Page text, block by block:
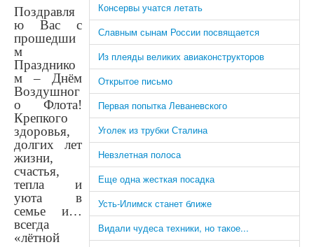
Консервы учатся летать
Славным сынам России посвящается
Из плеяды великих авиаконструкторов
Открытое письмо
Первая попытка Леваневского
Уголек из трубки Сталина
Невзлетная полоса
Еще одна жесткая посадка
Усть-Илимск станет ближе
Видали чудеса техники, но такое...
Поздравля
ю Вас с
прошедши
м
Празднико
м – Днём
Воздушног
о Флота!
Крепкого
здоровья,
долгих лет
жизни,
счастья,
тепла и
уюта в
семье и…
всегда
«лётной